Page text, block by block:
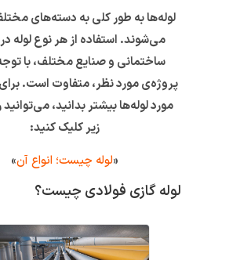
لوله‌ها به طور کلی به دسته‌های مختلفی تقسیم
می‌شوند. استفاده از هر نوع لوله در حوزه‌ی
ساختمانی و صنایع مختلف، با توجه به نوع
پروژه‌ی مورد نظر، متفاوت است. برای این که در
مورد لوله‌ها بیشتر بدانید، می‌توانید روی لینک
زیر کلیک کنید:
لوله چیست؛ انواع آن»
لوله گازی فولادی چیست؟